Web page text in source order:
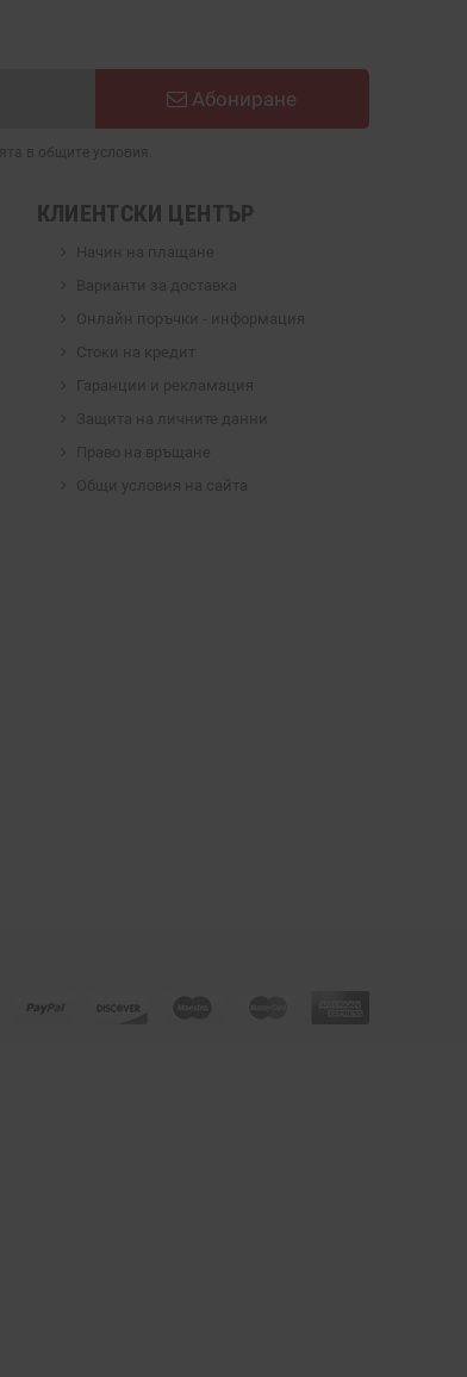
Абониране
в общите условия.
КЛИЕНТСКИ ЦЕНТЪР
Начин на плащане
Варианти за доставка
Онлайн поръчки - информация
Стоки на кредит
Гаранции и рекламация
Защита на личните данни
Право на връщане
Общи условия на сайта